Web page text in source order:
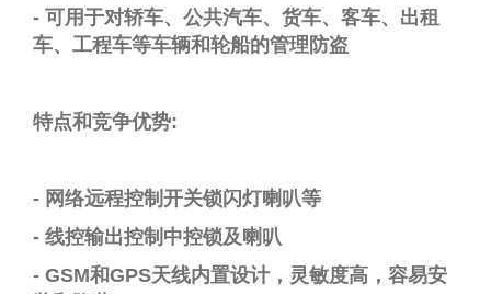
- 可用于对轿车、公共汽车、货车、客车、出租
车、工程车等车辆和轮船的管理防盗
特点和竞争优势:
- 网络远程控制开关锁闪灯喇叭等
- 线控输出控制中控锁及喇叭
- GSM和GPS天线内置设计， 灵敏度高，容易安